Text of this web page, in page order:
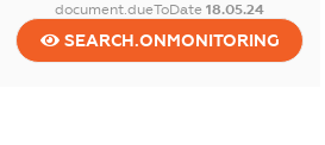
document.dueToDate18.05.24
SEARCH.ONMONITORING